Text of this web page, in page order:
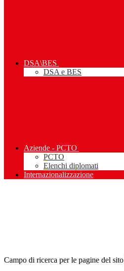
DSA\BES
DSA e BES
Aziende - PCTO
PCTO
Elenchi diplomati
Internazionalizzazione
Campo di ricerca per le pagine del sito